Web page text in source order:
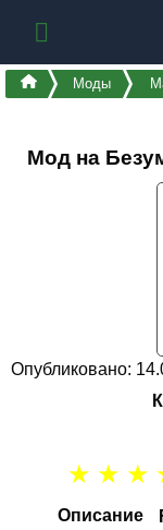
Моды
Мод на
Опубликовано:
Описание
★ ★ ★